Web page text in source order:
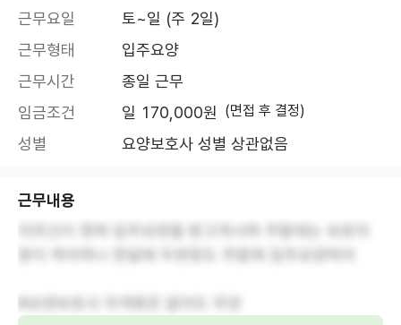
근무요일
토~일 (주 2일)
근무형태
입주요양
근무시간
종일 근무
임금조건
일 170,000원 (면접 후 결정)
성별 요양보호사 성별 상관없음
근무내용